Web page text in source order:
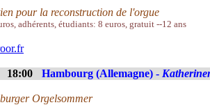
pour la reconstruction de l'orgue
adhérents, étudiants: 8 euros, gratuit --12 ans
18:00 Hambourg (Allemagne) -
Orgelsommer